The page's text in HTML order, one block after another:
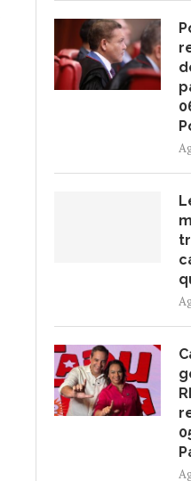
LEI GARANTE FRETE MÍNIMO
TRANSPORTE DE
Agosto 6, 2026